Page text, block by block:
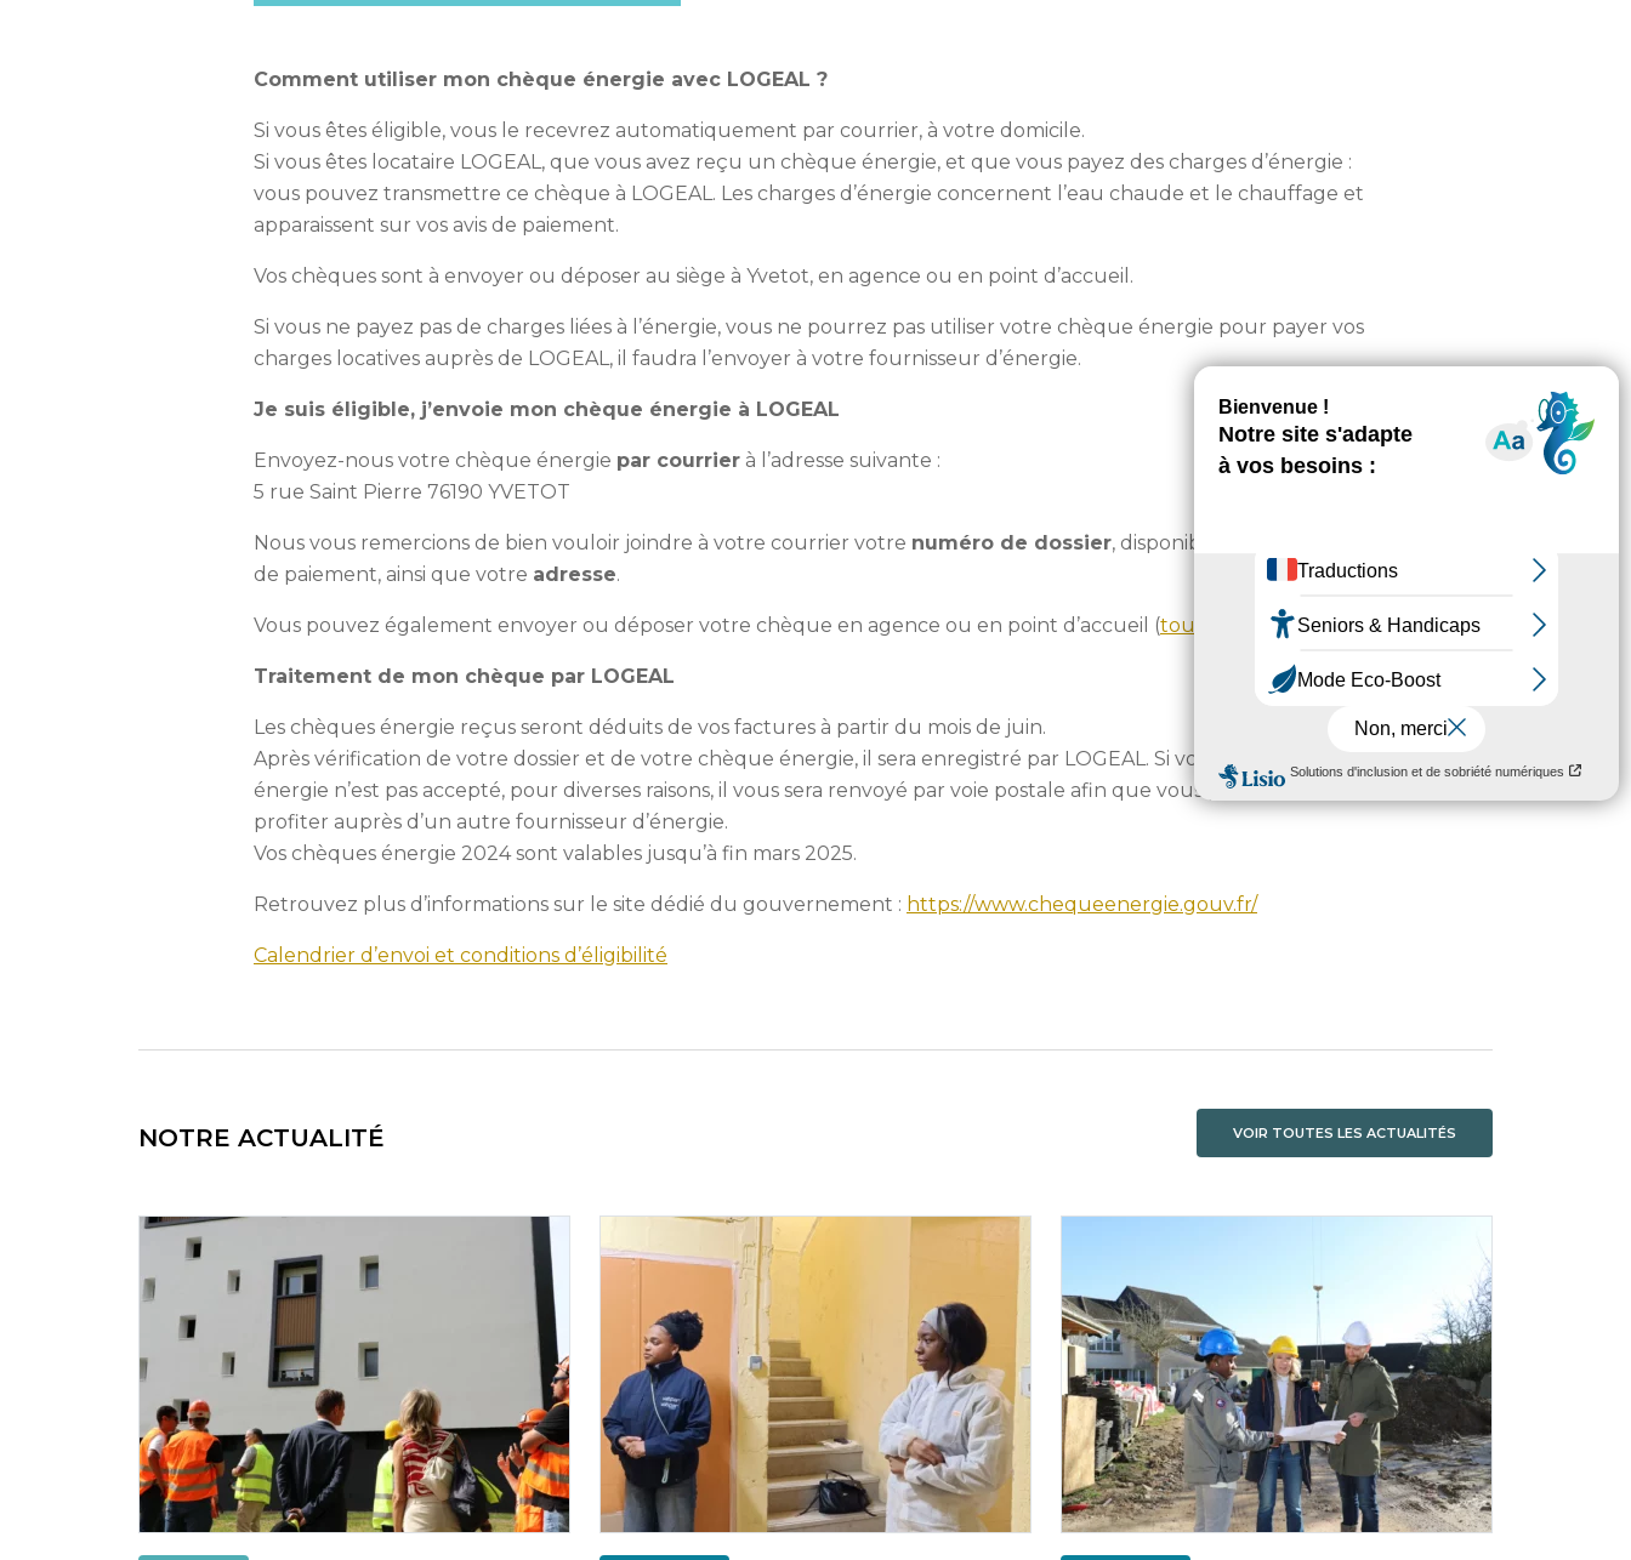
Comment utiliser mon chèque énergie avec LOGEAL ?
Si vous êtes éligible, vous le recevrez automatiquement par courrier, à votre domicile.
Si vous êtes locataire LOGEAL, que vous avez reçu un chèque énergie, et que vous payez des charges d’énergie :
vous pouvez transmettre ce chèque à LOGEAL. Les charges d’énergie concernent l’eau chaude et le chauffage et
apparaissent sur vos avis de paiement.
Vos chèques sont à envoyer ou déposer au siège à Yvetot, en agence ou en point d’accueil.
Si vous ne payez pas de charges liées à l’énergie, vous ne pourrez pas utiliser votre chèque énergie pour payer vos
charges locatives auprès de LOGEAL, il faudra l’envoyer à votre fournisseur d’énergie.
Je suis éligible, j’envoie mon chèque énergie à LOGEAL
Envoyez-nous votre chèque énergie par courrier à l’adresse suivante :
5 rue Saint Pierre 76190 YVETOT
Nous vous remercions de bien vouloir joindre à votre courrier votre numéro de dossier, disponible sur votre avis
de paiement, ainsi que votre adresse.
Vous pouvez également envoyer ou déposer votre chèque en agence ou en point d’accueil (toutes les adresses ici )
Traitement de mon chèque par LOGEAL
Les chèques énergie reçus seront déduits de vos factures à partir du mois de juin.
Après vérification de votre dossier et de votre chèque énergie, il sera enregistré par LOGEAL. Si votre chèque
énergie n’est pas accepté, pour diverses raisons, il vous sera renvoyé par voie postale afin que vous puissiez en
profiter auprès d’un autre fournisseur d’énergie.
Vos chèques énergie 2024 sont valables jusqu’à fin mars 2025.
Retrouvez plus d’informations sur le site dédié du gouvernement : https://www.chequeenergie.gouv.fr/
Calendrier d’envoi et conditions d’éligibilité
NOTRE ACTUALITÉ VOIR TOUTES LES ACTUALITÉS